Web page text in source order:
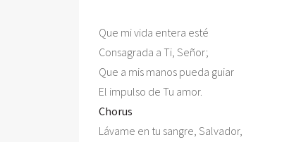
Que mi vida entera esté
Consagrada a Ti, Señor;
Que a mis manos pueda guiar
Chorus
Lávame en tu sangre, Salvador,